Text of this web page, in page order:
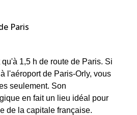
Paris
1,5 h de route de Paris. Si
l'aéroport de Paris-Orly, vous
seulement. Son
en fait un lieu idéal pour
de la capitale française.